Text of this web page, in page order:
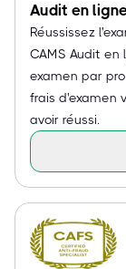
Audit en
Réussissez
CAMS Audit
examen par
frais d'examen
avoir réussi.